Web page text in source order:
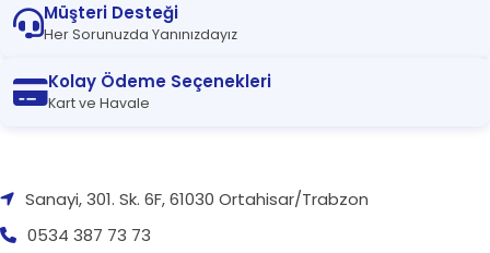
Müşteri Desteği
Her Sorunuzda Yanınızdayız
Kolay Ödeme Seçenekleri
Kart ve Havale
Sanayi, 301. Sk. 6F, 61030 Ortahisar/Trabzon
0534 387 73 73